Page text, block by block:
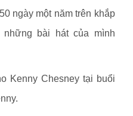
ngày một năm trên khắp
bài hát của mình
Kenny Chesney tại buổi